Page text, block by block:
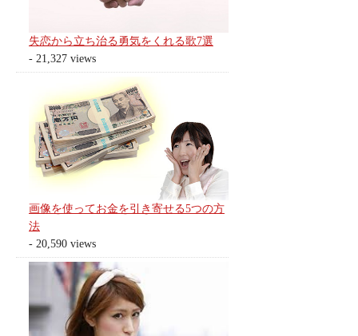
失恋から立ち治る勇気をくれる歌7選
- 21,327 views
画像を使ってお金を引き寄せる5つの方
法
- 20,590 views